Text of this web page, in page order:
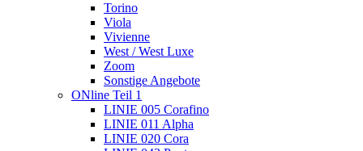
Torino
Viola
Vivienne
West / West Luxe
Zoom
Sonstige Angebote
ONline Teil 1
LINIE 005 Corafino
LINIE 011 Alpha
LINIE 020 Cora